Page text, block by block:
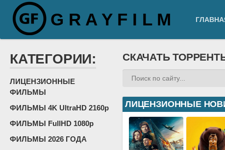
G R A Y F I L M
КАТЕГОРИИ:
ЛИЦЕНЗИОННЫЕ
ФИЛЬМЫ
ФИЛЬМЫ 4K UltraHD 2160p
ФИЛЬМЫ FullHD 1080p
ФИЛЬМЫ 2026 ГОДА
СКАЧАТЬ
ЛИЦЕНЗИОННЫЕ